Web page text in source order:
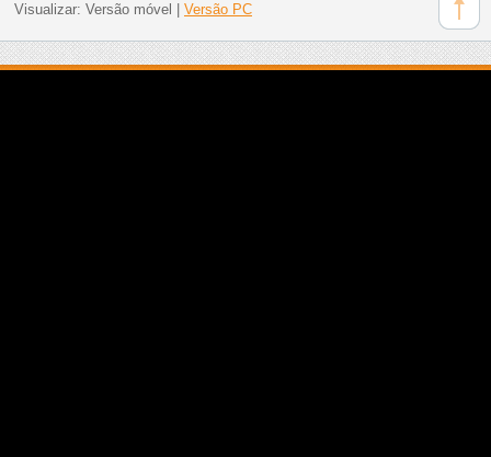
Visualizar: Versão móvel Versão PC